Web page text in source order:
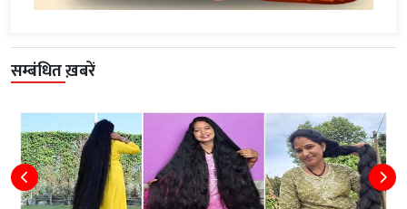
सम्बंधित ख़बरें